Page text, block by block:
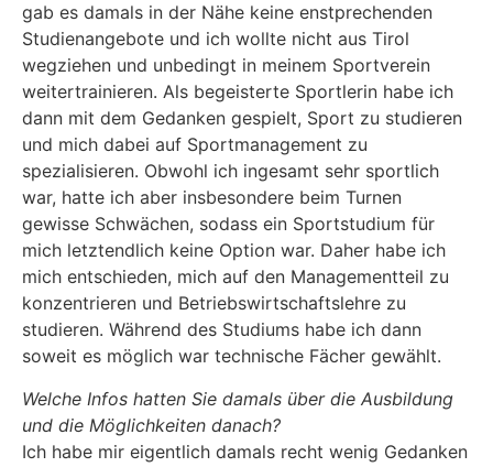
gab es damals in der Nähe keine enstprechenden
Studienangebote und ich wollte nicht aus Tirol
wegziehen und unbedingt in meinem Sportverein
weitertrainieren. Als begeisterte Sportlerin habe ich
dann mit dem Gedanken gespielt, Sport zu studieren
und mich dabei auf Sportmanagement zu
spezialisieren. Obwohl ich ingesamt sehr sportlich
war, hatte ich aber insbesondere beim Turnen
gewisse Schwächen, sodass ein Sportstudium für
mich letztendlich keine Option war. Daher habe ich
mich entschieden, mich auf den Managementteil zu
konzentrieren und Betriebswirtschaftslehre zu
studieren. Während des Studiums habe ich dann
soweit es möglich war technische Fächer gewählt.
Welche Infos hatten Sie damals über die Ausbildung
und die Möglichkeiten danach?
Ich habe mir eigentlich damals recht wenig Gedanken